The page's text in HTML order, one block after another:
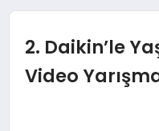
SAĞLIK
TEKNOLOJI
2. Daikin’le
Video